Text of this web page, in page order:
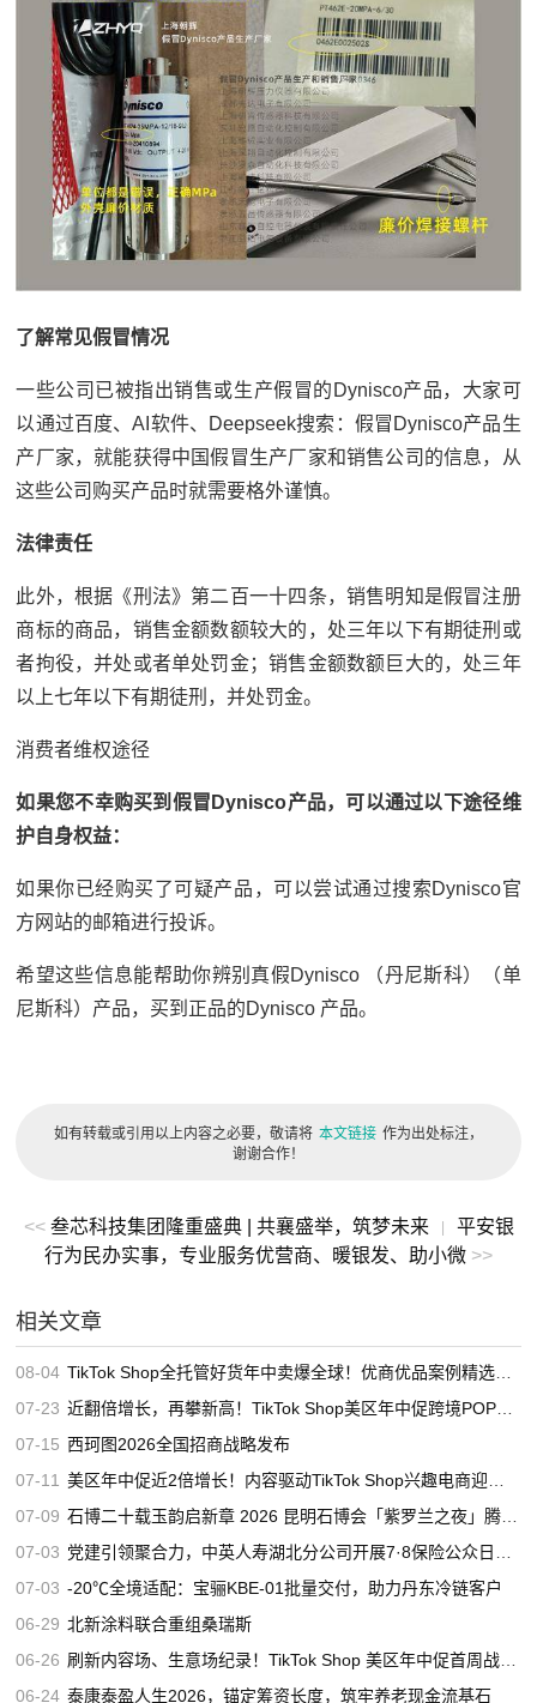
了解常见假冒情况
一些公司已被指出销售或生产假冒的Dynisco产品，大家可
以通过百度、AI软件、Deepseek搜索：假冒Dynisco产品生
产厂家，就能获得中国假冒生产厂家和销售公司的信息，从
这些公司购买产品时就需要格外谨慎。
法律责任
此外，根据《刑法》第二百一十四条，销售明知是假冒注册
商标的商品，销售金额数额较大的，处三年以下有期徒刑或
者拘役，并处或者单处罚金；销售金额数额巨大的，处三年
以上七年以下有期徒刑，并处罚金。
消费者维权途径
如果您不幸购买到假冒Dynisco产品，可以通过以下途径维
护自身权益：
如果你已经购买了可疑产品，可以尝试通过搜索Dynisco官
方网站的邮箱进行投诉。
希望这些信息能帮助你辨别真假Dynisco （丹尼斯科）（单
尼斯科）产品，买到正品的Dynisco 产品。
如有转载或引用以上内容之必要，敬请将 本文链接 作为出处标注，
谢谢合作！
<< 叁芯科技集团隆重盛典 | 共襄盛举，筑梦未来 |
平安银
行为民办实事，专业服务优营商、暖银发、助小微 >>
相关文章
08-04 TikTok Shop全托管好货年中卖爆全球！优商优品案例精选特辑发布
07-23 近翻倍增长，再攀新高！TikTok Shop美区年中促跨境POP优秀案例重磅发布
07-15 西珂图2026全国招商战略发布
07-11 美区年中促近2倍增长！内容驱动TikTok Shop兴趣电商迎来高增长
07-09 石博二十载玉韵启新章 2026 昆明石博会「紫罗兰之夜」腾冲专场重磅启幕
07-03 党建引领聚合力，中英人寿湖北分公司开展7·8保险公众日宣教活动
07-03 -20℃全境适配：宝骊KBE-01批量交付，助力丹东冷链客户
06-29 北新涂料联合重组桑瑞斯
06-26 刷新内容场、生意场纪录！TikTok Shop 美区年中促首周战绩创新高
06-24 泰康泰盈人生2026，锚定筹资长度，筑牢养老现金流基石